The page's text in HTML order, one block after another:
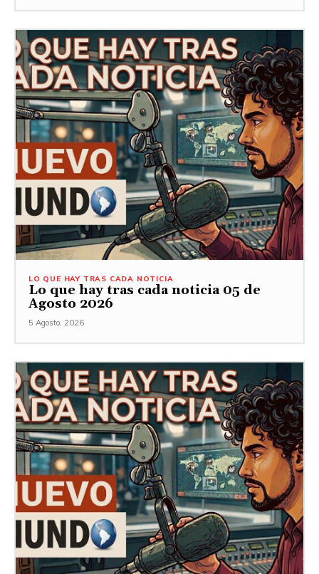
LO QUE HAY TRAS CADA NOTICIA
Lo que hay tras cada noticia 05 de
Agosto 2026
5 Agosto, 2026